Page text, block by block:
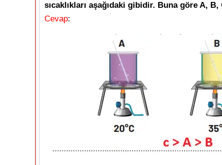
sıcaklıkları aşağıdaki gibidir. Buna göre A, B,
Cevap: